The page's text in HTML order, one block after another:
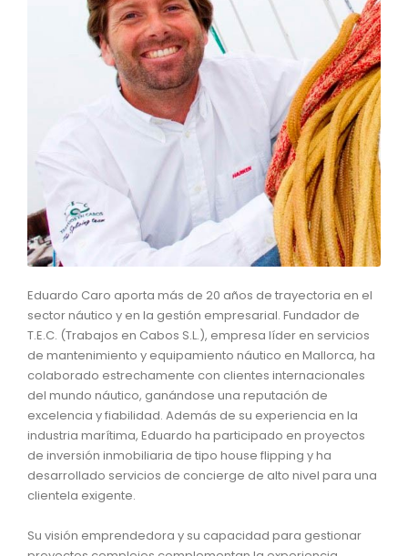
Eduardo Caro aporta más de 20 años de trayectoria en el
sector náutico y en la gestión empresarial. Fundador de
T.E.C. (Trabajos en Cabos S.L.), empresa líder en servicios
de mantenimiento y equipamiento náutico en Mallorca, ha
colaborado estrechamente con clientes internacionales
del mundo náutico, ganándose una reputación de
excelencia y fiabilidad. Además de su experiencia en la
industria marítima, Eduardo ha participado en proyectos
de inversión inmobiliaria de tipo house flipping y ha
desarrollado servicios de concierge de alto nivel para una
clientela exigente.
Su visión emprendedora y su capacidad para gestionar